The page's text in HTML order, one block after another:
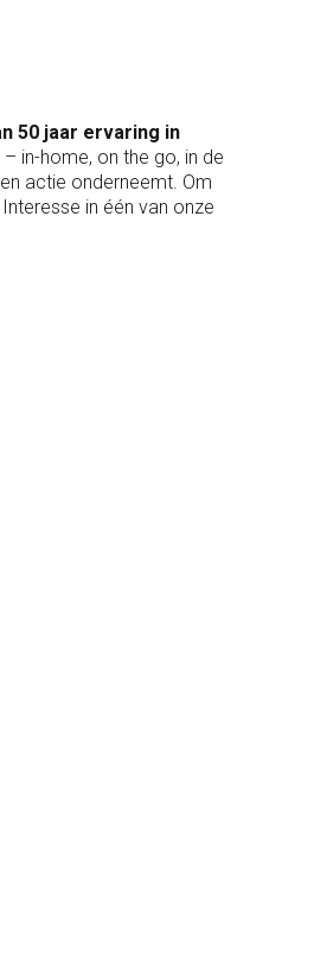
50 jaar ervaring in
in-home, on the go, in de
actie onderneemt. Om
in één van onze